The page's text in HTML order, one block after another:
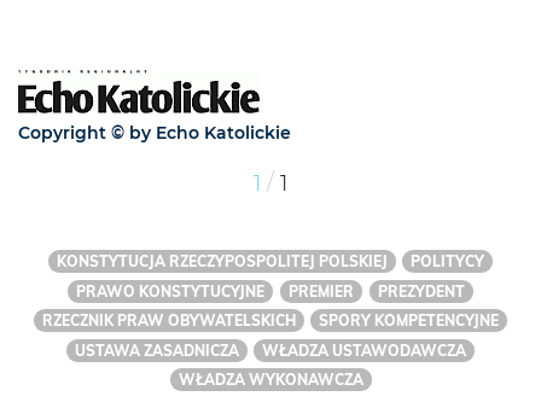
Copyright © by Echo Katolickie
1 / 1
KONSTYTUCJA RZECZYPOSPOLITEJ POLSKIEJ
POLITYCY
PRAWO KONSTYTUCYJNE
PREMIER
PREZYDENT
RZECZNIK PRAW OBYWATELSKICH
SPORY KOMPETENCYJNE
USTAWA ZASADNICZA
WŁADZA USTAWODAWCZA
WŁADZA WYKONAWCZA